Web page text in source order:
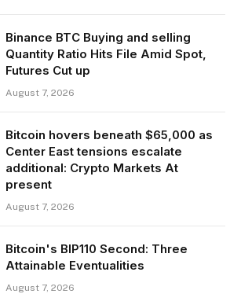
Binance BTC Buying and selling
Quantity Ratio Hits File Amid Spot,
Futures Cut up
August 7, 2026
Bitcoin hovers beneath $65,000 as
Center East tensions escalate
additional: Crypto Markets At
present
August 7, 2026
Bitcoin's BIP110 Second: Three
Attainable Eventualities
August 7, 2026